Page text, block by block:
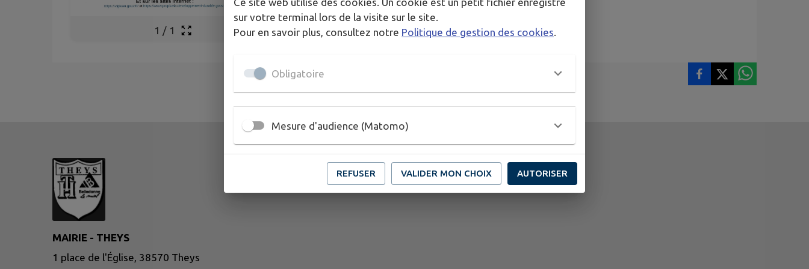
1 / 1
MAIRIE - THEYS
1 place de l'Église, 38570 Theys
sur votre terminal lors de la visite sur le site.
Pour en savoir plus, consultez notre Politique de gestion des cookies.
Obligatoire
Mesure d'audience (Matomo)
REFUSER VALIDER MON CHOIX AUTORISER